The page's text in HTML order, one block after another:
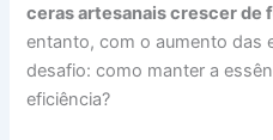
ceras artesanais crescer de
entanto, com o aumento das
desafio: como manter a
eficiência?